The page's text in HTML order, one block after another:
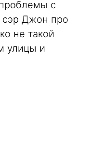
с
сэр Джон про
не такой
улицы и